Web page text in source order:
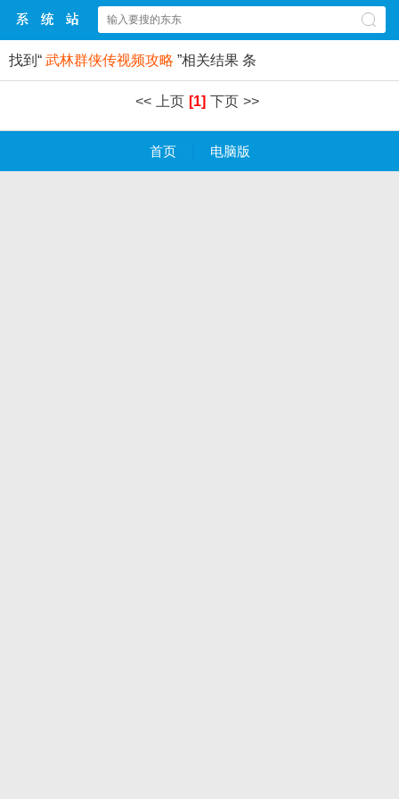
找到“ 武林群侠传视频攻略 ”相关结果 条
<< 上页 [1] 下页 >>
首页 电脑版